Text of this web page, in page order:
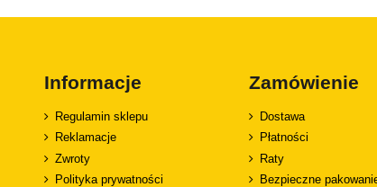
Informacje
Regulamin sklepu
Reklamacje
Zwroty
Polityka prywatności
Zamówienie
Dostawa
Płatności
Raty
Bezpieczne